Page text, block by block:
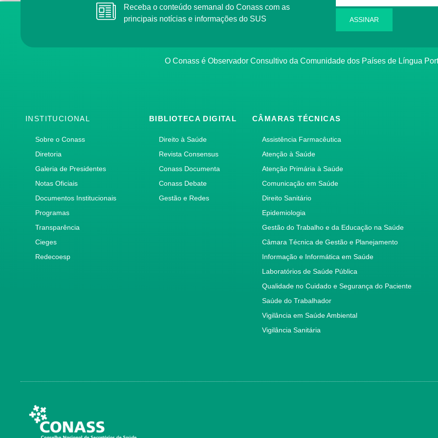
Receba o conteúdo semanal do Conass com as
principais notícias e informações do SUS
ASSINAR
O Conass é Observador Consultivo da Comunidade dos Países de Língua
INSTITUCIONAL
Sobre o Conass
Diretoria
Galeria de Presidentes
Notas Oficiais
Documentos Institucionais
Programas
Transparência
Cieges
Redecoesp
BIBLIOTECA DIGITAL
Direito à Saúde
Revista Consensus
Conass Documenta
Conass Debate
Gestão e Redes
CÂMARAS TÉCNICAS
Assistência Farmacêutica
Atenção à Saúde
Atenção Primária à Saúde
Comunicação em Saúde
Direito Sanitário
Epidemiologia
Gestão do Trabalho e da Educação na Saúde
Câmara Técnica de Gestão e Planejamento
Informação e Informática em Saúde
Laboratórios de Saúde Pública
Qualidade no Cuidado e Segurança do Paciente
Saúde do Trabalhador
Vigilância em Saúde Ambiental
Vigilância Sanitária